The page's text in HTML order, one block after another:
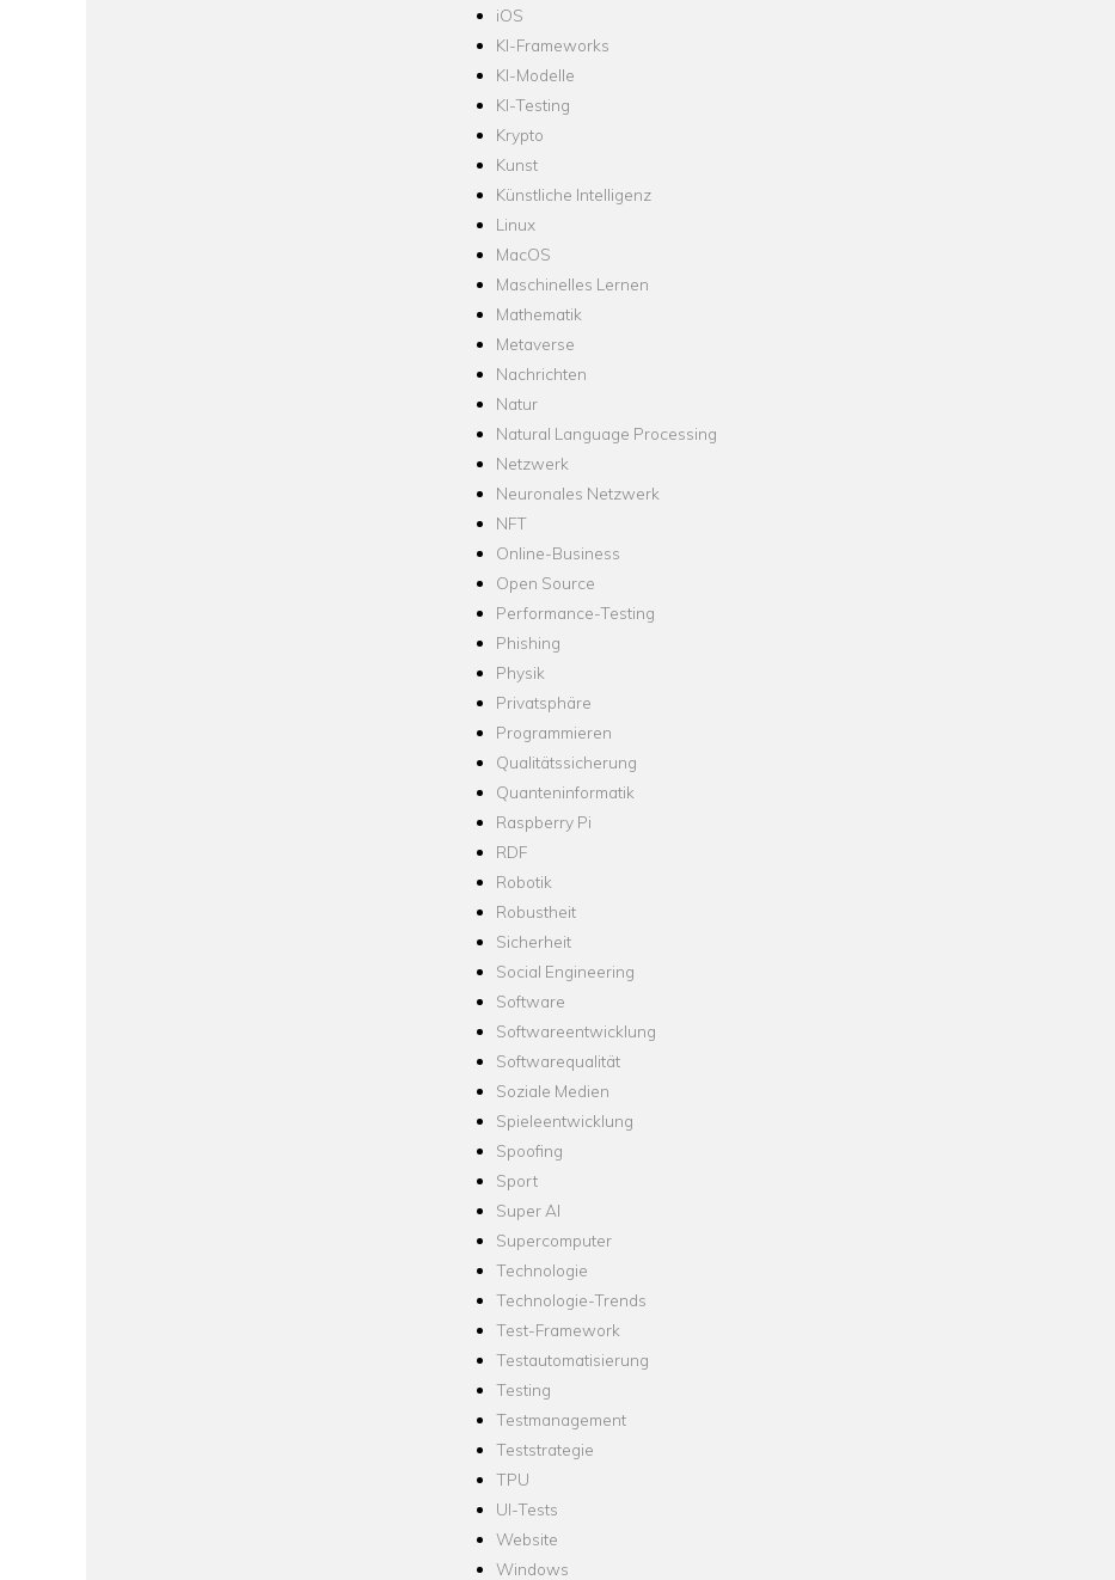
iOS
KI-Frameworks
KI-Modelle
KI-Testing
Krypto
Kunst
Künstliche Intelligenz
Linux
MacOS
Maschinelles Lernen
Mathematik
Metaverse
Nachrichten
Natur
Natural Language Processing
Netzwerk
Neuronales Netzwerk
NFT
Online-Business
Open Source
Performance-Testing
Phishing
Physik
Privatsphäre
Programmieren
Qualitätssicherung
Quanteninformatik
Raspberry Pi
RDF
Robotik
Robustheit
Sicherheit
Social Engineering
Software
Softwareentwicklung
Softwarequalität
Soziale Medien
Spieleentwicklung
Spoofing
Sport
Super AI
Supercomputer
Technologie
Technologie-Trends
Test-Framework
Testautomatisierung
Testing
Testmanagement
Teststrategie
TPU
UI-Tests
Website
Windows